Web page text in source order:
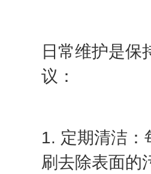
日常维护是保
议：
1. 定期清洁：
刷去除表面的